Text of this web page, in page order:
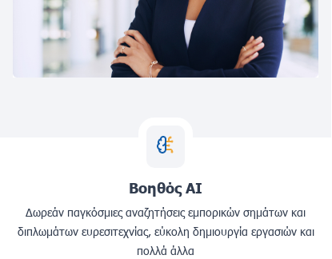
Βοηθός AI
Δωρεάν παγκόσμιες αναζητήσεις εμπορικών σημάτων και
διπλωμάτων ευρεσιτεχνίας, εύκολη δημιουργία εργασιών και
πολλά άλλα